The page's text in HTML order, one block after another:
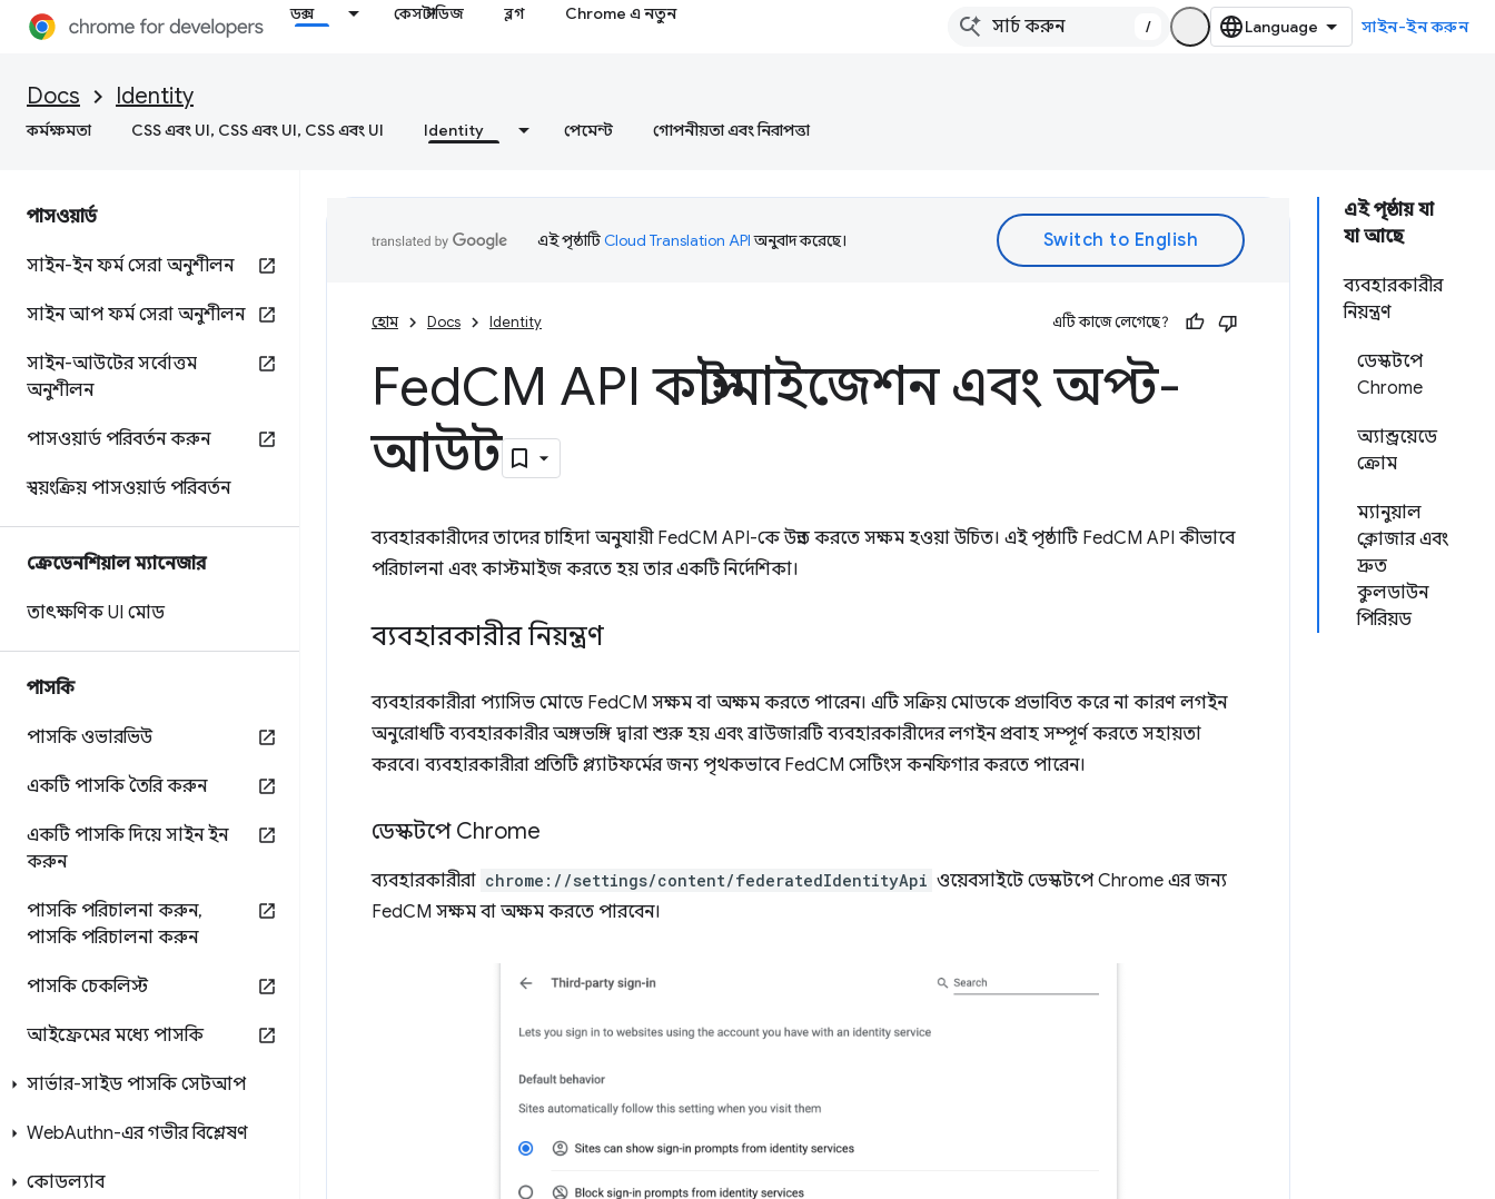
ডক্স কেস স্টাডিজ ব্লগ Chrome এ নতুন
/ সাইন-ইন করুন
Docs Identity
কর্মক্ষমতা CSS এবং UI, CSS এবং UI, CSS এবং UI Identity পেমেন্ট গোপনীয়তা এবং নিরাপত্তা
পাসওয়ার্ড
সাইন-ইন ফর্ম সেরা অনুশীলন
সাইন আপ ফর্ম সেরা অনুশীলন
সাইন-আউটের সর্বোত্তম
অনুশীলন
পাসওয়ার্ড পরিবর্তন করুন
স্বয়ংক্রিয় পাসওয়ার্ড পরিবর্তন
ক্রেডেনশিয়াল ম্যানেজার
তাৎক্ষণিক UI মোড
পাসকি
পাসকি ওভারভিউ
একটি পাসকি তৈরি করুন
একটি পাসকি দিয়ে সাইন ইন
করুন
পাসকি পরিচালনা করুন,
পাসকি পরিচালনা করুন
পাসকি চেকলিস্ট
আইফ্রেমের মধ্যে পাসকি
সার্ভার-সাইড পাসকি সেটআপ
WebAuthn-এর গভীর বিশ্লেষণ
কোডল্যাব
এই পৃষ্ঠায় যা
যা আছে
ব্যবহারকারীর
নিয়ন্ত্রণ
ডেস্কটপে
Chrome
অ্যান্ড্রয়েডে
ক্রোম
ম্যানুয়াল
ক্লোজার এবং
দ্রুত
কুলডাউন
পিরিয়ড
এই পৃষ্ঠাটিCloud Translation APIঅনুবাদ করেছে।
হোম Docs Identity এটি কাজে লেগেছে?
FedCM API কাস্টমাইজেশন এবং অপ্ট-
আউট
ব্যবহারকারীদের তাদের চাহিদা অনুযায়ী FedCM API-কে উন্নত করতে সক্ষম হওয়া উচিত। এই পৃষ্ঠাটি FedCM API কীভাবে
পরিচালনা এবং কাস্টমাইজ করতে হয় তার একটি নির্দেশিকা।
ব্যবহারকারীর নিয়ন্ত্রণ
ব্যবহারকারীরা প্যাসিভ মোডে FedCM সক্ষম বা অক্ষম করতে পারেন। এটি সক্রিয় মোডকে প্রভাবিত করে না কারণ লগইন
অনুরোধটি ব্যবহারকারীর অঙ্গভঙ্গি দ্বারা শুরু হয় এবং ব্রাউজারটি ব্যবহারকারীদের লগইন প্রবাহ সম্পূর্ণ করতে সহায়তা
করবে। ব্যবহারকারীরা প্রতিটি প্ল্যাটফর্মের জন্য পৃথকভাবে FedCM সেটিংস কনফিগার করতে পারেন।
ডেস্কটপে Chrome
ব্যবহারকারীরা chrome://settings/content/federatedIdentityApi ওয়েবসাইটে ডেস্কটপে Chrome এর জন্য
FedCM সক্ষম বা অক্ষম করতে পারবেন।